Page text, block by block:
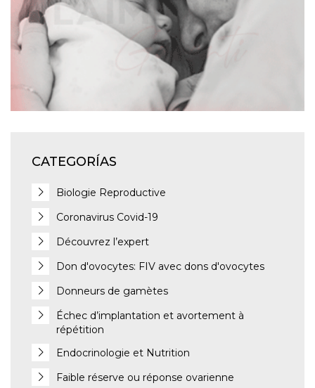
CATEGORÍAS
Biologie Reproductive
Coronavirus Covid-19
Découvrez l’expert
Don d'ovocytes: FIV avec dons d'ovocytes
Donneurs de gamètes
Échec d’implantation et avortement à
répétition
Endocrinologie et Nutrition
Faible réserve ou réponse ovarienne